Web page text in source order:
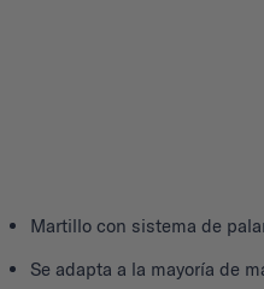
Martillo con sistema de
Se adapta a la mayoría de